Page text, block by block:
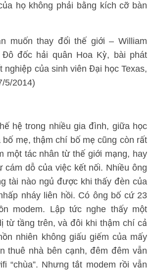
họ không phải bằng kích cỡ bàn
muốn thay đổi thế giới – William
Đô đốc hải quân Hoa Kỳ, bài phát
nghiệp của sinh viên Đại học Texas,
5/2014)
hệ trong nhiều gia đình, giữa học
bố mẹ, thậm chí bố mẹ cũng còn rất
một tác nhân từ thế giới mạng, hay
cám dỗ của việc kết nối. Nhiều ông
tài nào ngủ được khi thấy đèn của
nháy liên hồi. Có ông bố cứ 23
modem. Lập tức nghe thấy một
từ tầng trên, và đôi khi thậm chí cả
nhiên không giấu giếm của mấy
thuê nhà bên cạnh, đêm đêm vẫn
“chùa”. Nhưng tắt modem rồi vẫn